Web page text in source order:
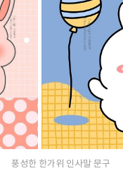
풍성한 한가위 인사말 문구